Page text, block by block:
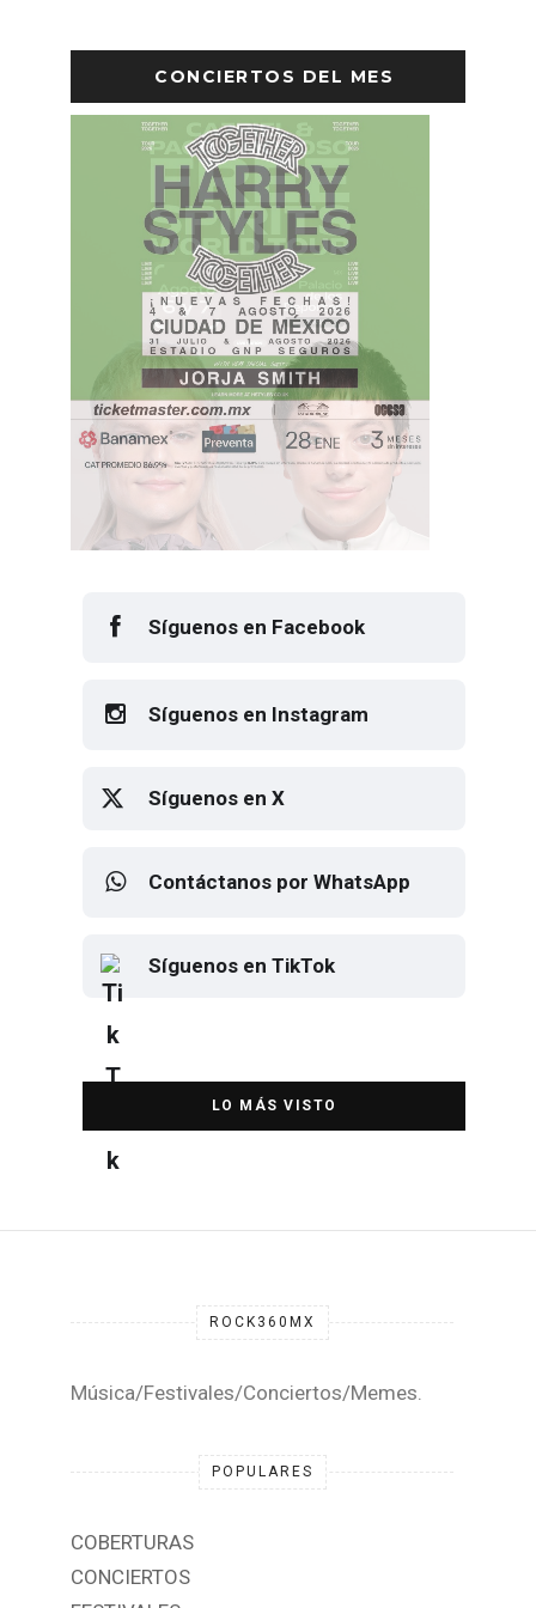
CONCIERTOS DEL MES
Síguenos en Facebook
Síguenos en Instagram
Síguenos en X
Contáctanos por WhatsApp
Síguenos en TikTok
Elton John regresa a CDMX para
despedirse en el Estadio Banorte
Música/Festivales/Conciertos/Memes.
COBERTURAS
CONCIERTOS